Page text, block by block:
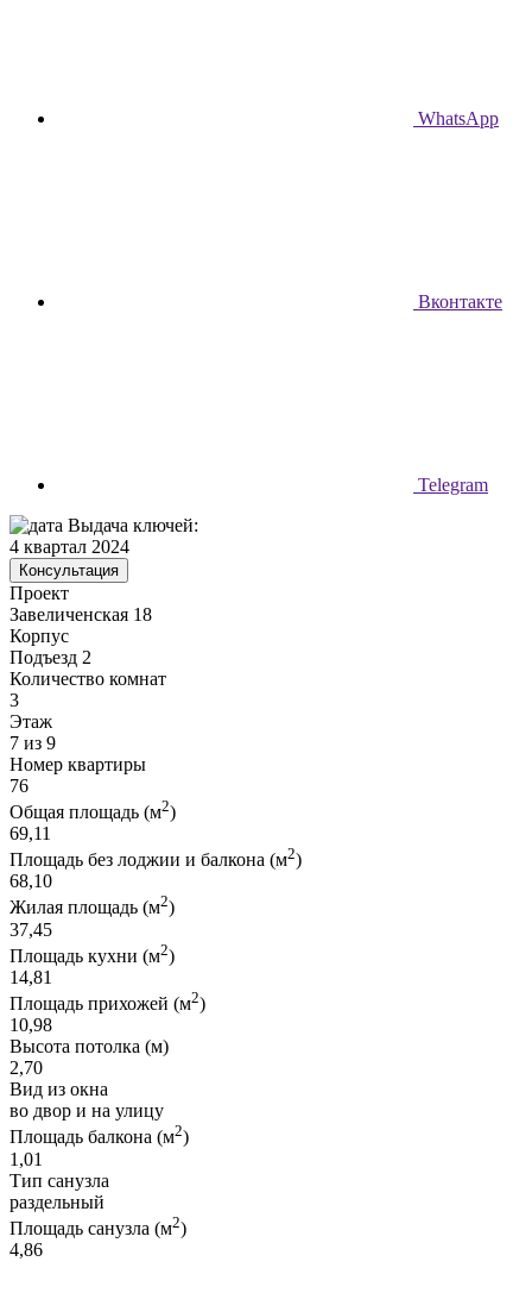
WhatsApp
Вконтакте
Telegram
Выдача ключей:
4 квартал 2024
Консультация
Проект
Завеличенская 18
Корпус
Подъезд 2
Количество комнат
3
Этаж
7 из 9
Номер квартиры
76
Общая площадь (м2)
69,11
Площадь без лоджии и балкона (м2)
68,10
Жилая площадь (м2)
37,45
Площадь кухни (м2)
14,81
Площадь прихожей (м2)
10,98
Высота потолка (м)
2,70
Вид из окна
во двор и на улицу
Площадь балкона (м2)
1,01
Тип санузла
раздельный
Площадь санузла (м2)
4,86